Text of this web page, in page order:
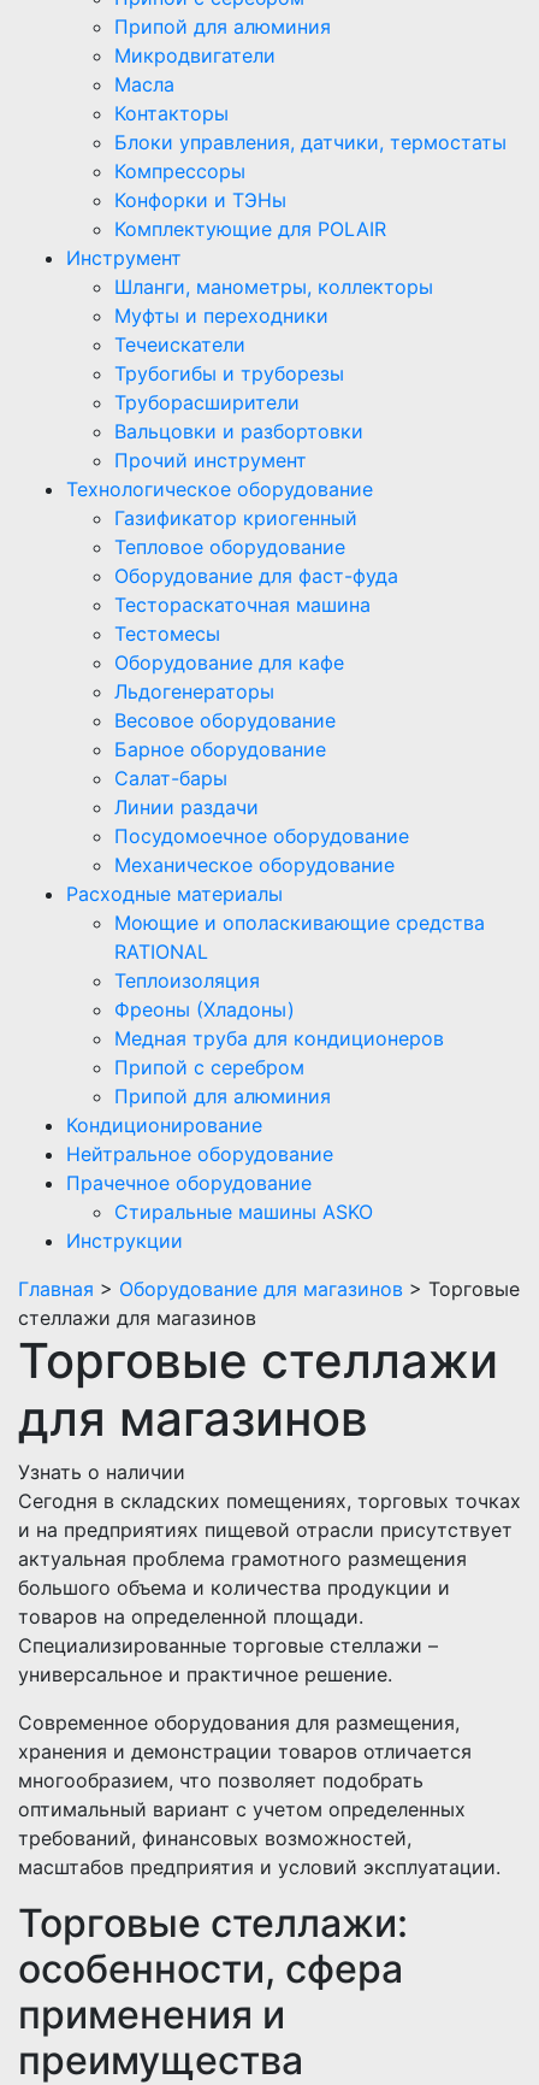
Главная > Оборудование для магазинов > Торговые
стеллажи для магазинов
Торговые стеллажи
для магазинов
Узнать о наличии
Сегодня в складских помещениях, торговых точках
и на предприятиях пищевой отрасли присутствует
актуальная проблема грамотного размещения
большого объема и количества продукции и
товаров на определенной площади.
Специализированные торговые стеллажи –
универсальное и практичное решение.
Современное оборудования для размещения,
хранения и демонстрации товаров отличается
многообразием, что позволяет подобрать
оптимальный вариант с учетом определенных
требований, финансовых возможностей,
масштабов предприятия и условий эксплуатации.
Торговые стеллажи:
особенности, сфера
применения и
преимущества
Припой для алюминия
Микродвигатели
Масла
Контакторы
Блоки управления, датчики, термостаты
Компрессоры
Конфорки и ТЭНы
Комплектующие для POLAIR
Инструмент
Шланги, манометры, коллекторы
Муфты и переходники
Течеискатели
Трубогибы и труборезы
Труборасширители
Вальцовки и разбортовки
Прочий инструмент
Технологическое оборудование
Газификатор криогенный
Тепловое оборудование
Оборудование для фаст-фуда
Тестораскаточная машина
Тестомесы
Оборудование для кафе
Льдогенераторы
Весовое оборудование
Барное оборудование
Салат-бары
Линии раздачи
Посудомоечное оборудование
Механическое оборудование
Расходные материалы
Моющие и ополаскивающие средства
RATIONAL
Теплоизоляция
Фреоны (Хладоны)
Медная труба для кондиционеров
Припой с серебром
Припой для алюминия
Кондиционирование
Нейтральное оборудование
Прачечное оборудование
Стиральные машины ASKO
Инструкции